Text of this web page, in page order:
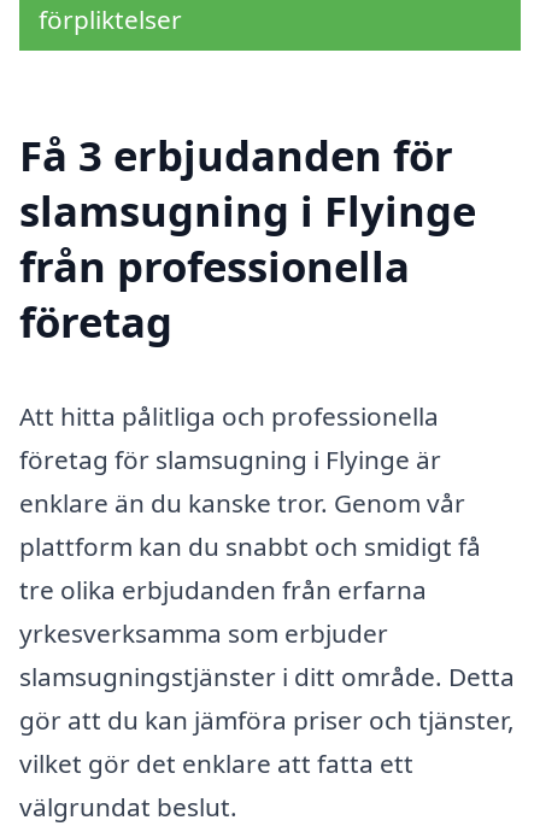
förpliktelser
Få 3 erbjudanden för
slamsugning i Flyinge
från professionella
företag
Att hitta pålitliga och professionella
företag för slamsugning i Flyinge är
enklare än du kanske tror. Genom vår
plattform kan du snabbt och smidigt få
tre olika erbjudanden från erfarna
yrkesverksamma som erbjuder
slamsugningstjänster i ditt område. Detta
gör att du kan jämföra priser och tjänster,
vilket gör det enklare att fatta ett
välgrundat beslut.